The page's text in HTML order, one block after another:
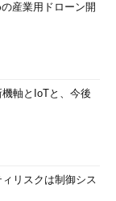
産業用ドローン開
軸とIoTと、今後
リスクは制御シス